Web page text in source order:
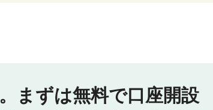
まずは無料で口座開設